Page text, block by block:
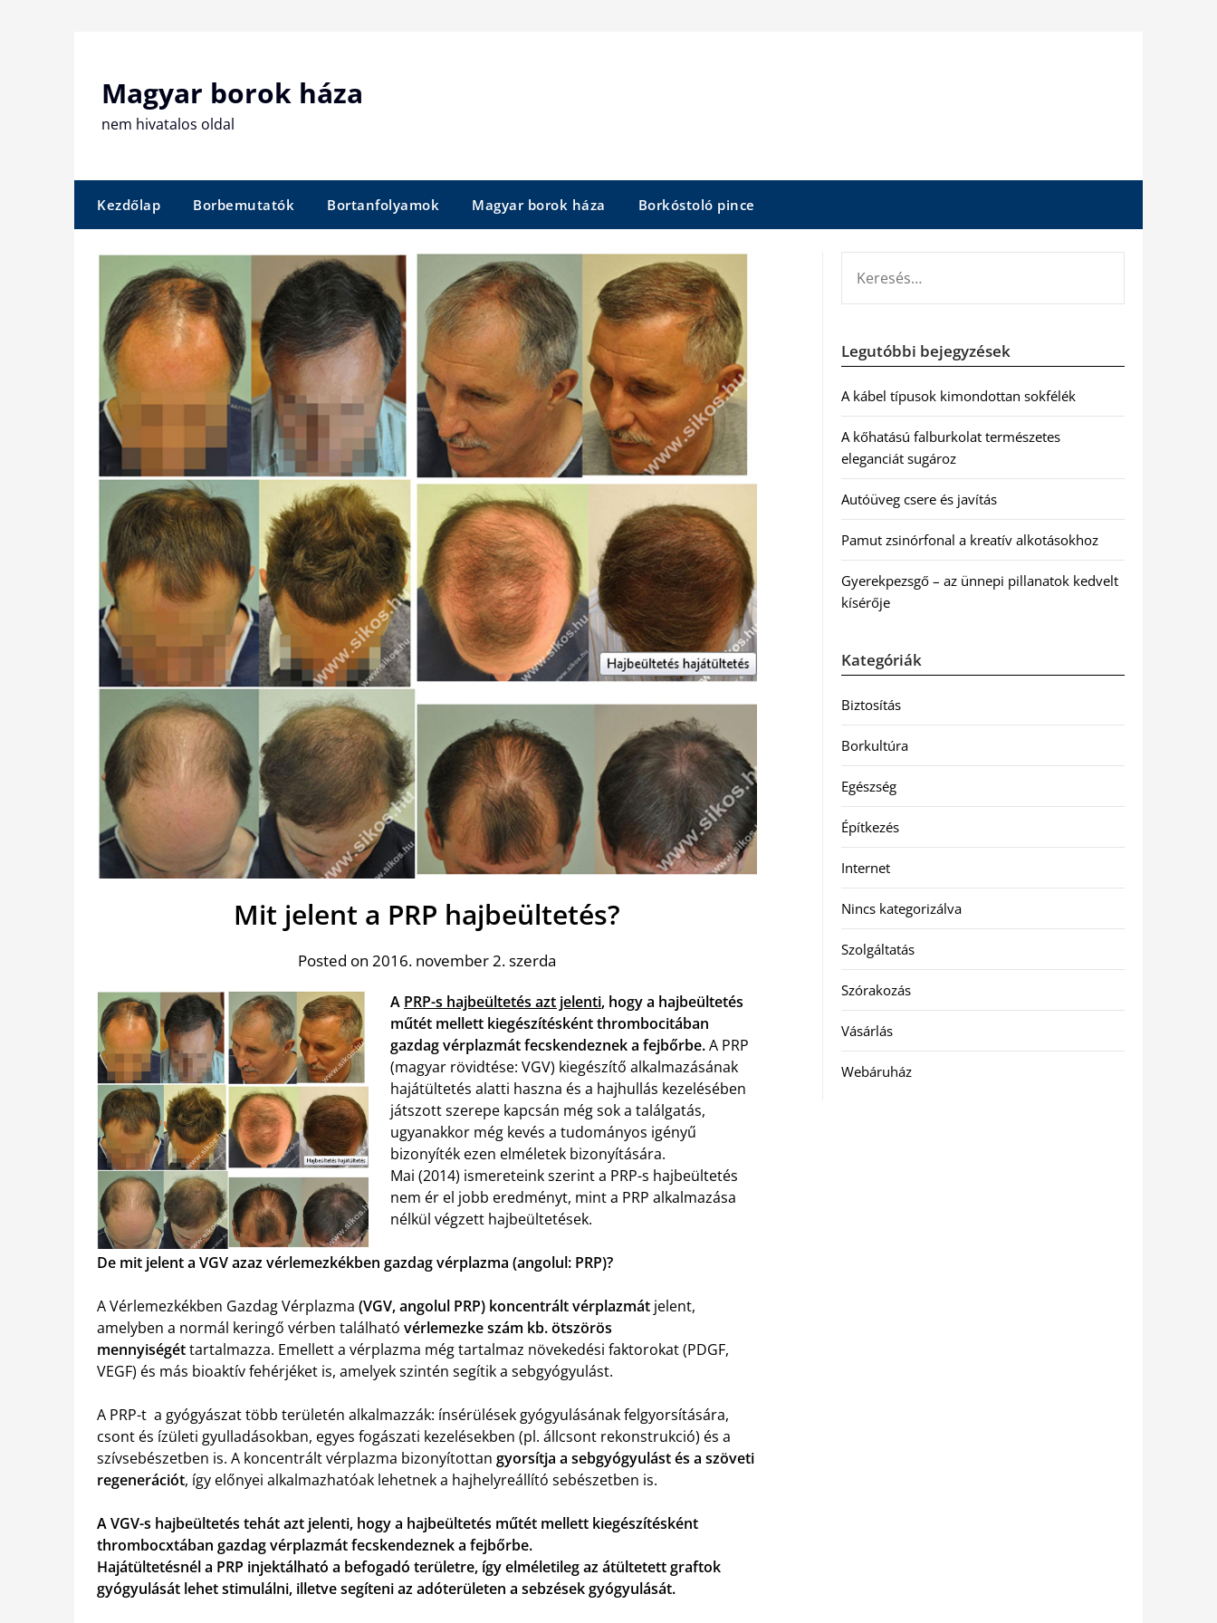
Magyar borok háza
nem hivatalos oldal
Kezdőlap Borbemutatók Bortanfolyamok Magyar borok háza Borkóstoló pince
Mit jelent a PRP hajbeültetés?
Posted on 2016. november 2. szerda
A PRP-s hajbeültetés azt jelenti, hogy a hajbeültetés
műtét mellett kiegészítésként thrombocitában
gazdag vérplazmát fecskendeznek a fejbőrbe.A PRP
(magyar rövidtése: VGV) kiegészítő alkalmazásának
hajátültetés alatti haszna és a hajhullás kezelésében
játszott szerepe kapcsán még sok a találgatás,
ugyanakkor még kevés a tudományos igényű
bizonyíték ezen elméletek bizonyítására.
Mai (2014) ismereteink szerint a PRP-s hajbeültetés
nem ér el jobb eredményt, mint a PRP alkalmazása
nélkül végzett hajbeültetések.
De mit jelent a VGV azaz vérlemezkékben gazdag vérplazma (angolul: PRP)?
A Vérlemezkékben Gazdag Vérplazma (VGV, angolul PRP) koncentrált vérplazmát jelent,
amelyben a normál keringő vérben található vérlemezke szám kb. ötszörös
mennyiségéttartalmazza. Emellett a vérplazma még tartalmaz növekedési faktorokat (PDGF,
VEGF) és más bioaktív fehérjéket is, amelyek szintén segítik a sebgyógyulást.
A PRP-t a gyógyászat több területén alkalmazzák: ínsérülések gyógyulásának felgyorsítására,
csont és ízületi gyulladásokban, egyes fogászati kezelésekben (pl. állcsont rekonstrukció) és a
szívsebészetben is. A koncentrált vérplazma bizonyítottan gyorsítja a sebgyógyulást és a szöveti
regenerációt, így előnyei alkalmazhatóak lehetnek a hajhelyreállító sebészetben is.
A VGV-s hajbeültetés tehát azt jelenti, hogy a hajbeültetés műtét mellett kiegészítésként
thrombocxtában gazdag vérplazmát fecskendeznek a fejbőrbe.
Hajátültetésnél a PRP injektálható a befogadó területre, így elméletileg az átültetett graftok
gyógyulását lehet stimulálni, illetve segíteni az adóterületen a sebzések gyógyulását.
Legutóbbi bejegyzések
A kábel típusok kimondottan sokfélék
A kőhatású falburkolat természetes
eleganciát sugároz
Autóüveg csere és javítás
Pamut zsinórfonal a kreatív alkotásokhoz
Gyerekpezsgő – az ünnepi pillanatok kedvelt
kísérője
Kategóriák
Biztosítás
Borkultúra
Egészség
Építkezés
Internet
Nincs kategorizálva
Szolgáltatás
Szórakozás
Vásárlás
Webáruház